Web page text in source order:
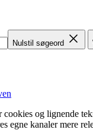
Nulstil søgeord
og lignende
egne kanaler mere